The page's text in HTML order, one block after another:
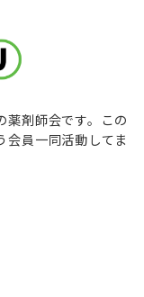
薬剤師会です。この
会員一同活動してま